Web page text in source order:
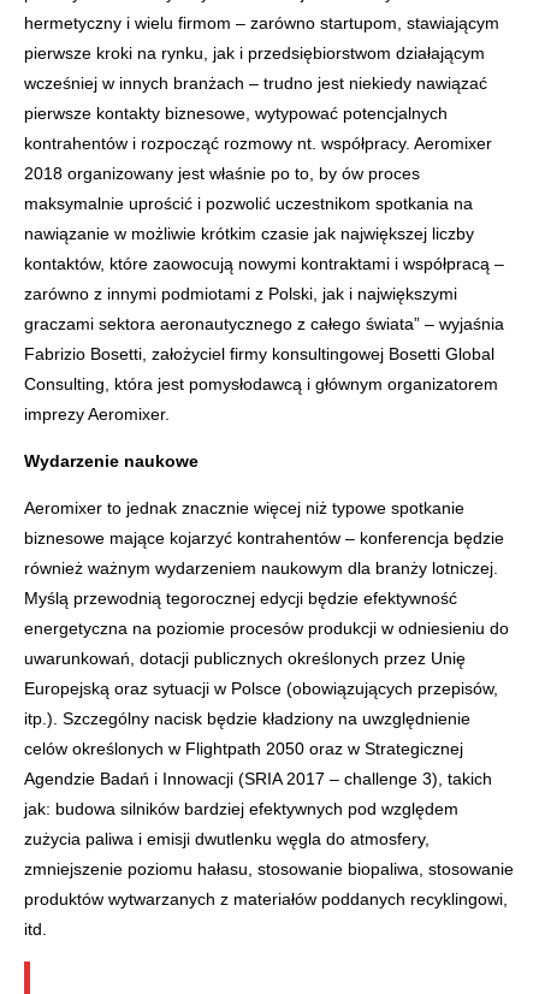
hermetyczny i wielu firmom – zarówno startupom, stawiającym
pierwsze kroki na rynku, jak i przedsiębiorstwom działającym
wcześniej w innych branżach – trudno jest niekiedy nawiązać
pierwsze kontakty biznesowe, wytypować potencjalnych
kontrahentów i rozpocząć rozmowy nt. współpracy. Aeromixer
2018 organizowany jest właśnie po to, by ów proces
maksymalnie uprościć i pozwolić uczestnikom spotkania na
nawiązanie w możliwie krótkim czasie jak największej liczby
kontaktów, które zaowocują nowymi kontraktami i współpracą –
zarówno z innymi podmiotami z Polski, jak i największymi
graczami sektora aeronautycznego z całego świata” – wyjaśnia
Fabrizio Bosetti, założyciel firmy konsultingowej Bosetti Global
Consulting, która jest pomysłodawcą i głównym organizatorem
imprezy Aeromixer.
Wydarzenie naukowe
Aeromixer to jednak znacznie więcej niż typowe spotkanie
biznesowe mające kojarzyć kontrahentów – konferencja będzie
również ważnym wydarzeniem naukowym dla branży lotniczej.
Myślą przewodnią tegorocznej edycji będzie efektywność
energetyczna na poziomie procesów produkcji w odniesieniu do
uwarunkowań, dotacji publicznych określonych przez Unię
Europejską oraz sytuacji w Polsce (obowiązujących przepisów,
itp.). Szczególny nacisk będzie kładziony na uwzględnienie
celów określonych w Flightpath 2050 oraz w Strategicznej
Agendzie Badań i Innowacji (SRIA 2017 – challenge 3), takich
jak: budowa silników bardziej efektywnych pod względem
zużycia paliwa i emisji dwutlenku węgla do atmosfery,
zmniejszenie poziomu hałasu, stosowanie biopaliwa, stosowanie
produktów wytwarzanych z materiałów poddanych recyklingowi,
itd.